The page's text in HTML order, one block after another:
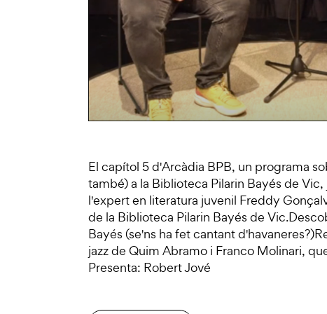
El capítol 5 d'Arcàdia BPB, un programa
també) a la Biblioteca Pilarin Bayés de
l'expert en literatura juvenil Freddy
de la Biblioteca Pilarin Bayés de
Bayés (se'ns ha fet cantant
jazz de Quim Abramo i Franco Molinari,
Presenta: Robert Jové